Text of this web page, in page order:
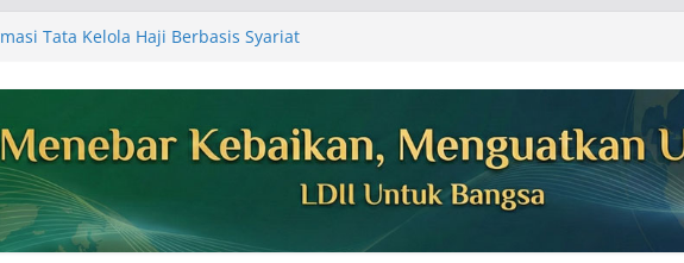
Tata Kelola Haji Berbasis Syariat
PC LDII Tualang
81, Warga PC LDII Dayun Gelar Kerja
Masjid
Kabupaten Siak Audiensi ke
Laporan Kegiatan Semester I
Pembinaan Karakter Generasi
Bola